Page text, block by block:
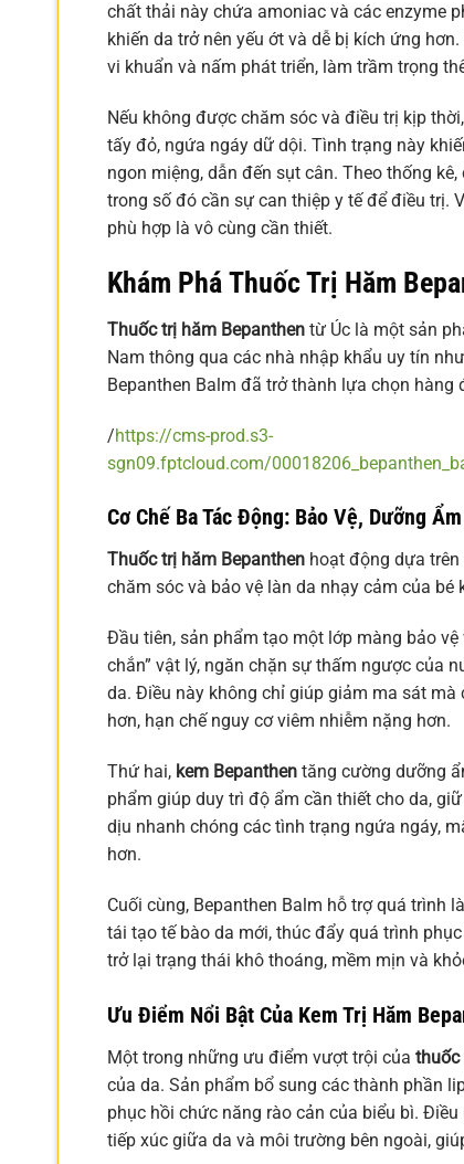
chất thải này chứa amoniac và các enzyme
khiến da trở nên yếu ớt và dễ bị kích ứng
vi khuẩn và nấm phát triển, làm trầm trọng
Nếu không được chăm sóc và điều trị kịp
tấy đỏ, ngứa ngáy dữ dội. Tình trạng này
ngon miệng, dẫn đến sụt cân. Theo thống
trong số đó cần sự can thiệp y tế để điều trị.
phù hợp là vô cùng cần thiết.
Khám Phá Thuốc Trị Hăm
Thuốc trị hăm Bepanthen từ Úc là một sản
Nam thông qua các nhà nhập khẩu uy tín
Bepanthen Balm đã trở thành lựa chọn
/https://cms-prod.s3-
sgn09.fptcloud.com/
Cơ Chế Ba Tác Động: Bảo Vệ, Dưỡng
Thuốc trị hăm Bepanthen hoạt động dựa
chăm sóc và bảo vệ làn da nhạy cảm của bé
Đầu tiên, sản phẩm tạo một lớp màng bảo
chắn” vật lý, ngăn chặn sự thấm ngược của
da. Điều này không chỉ giúp giảm ma sát
hơn, hạn chế nguy cơ viêm nhiễm nặng hơn.
Thứ hai, kem Bepanthen tăng cường dưỡng
phẩm giúp duy trì độ ẩm cần thiết cho da,
dịu nhanh chóng các tình trạng ngứa ngáy,
hơn.
Cuối cùng, Bepanthen Balm hỗ trợ quá trình
tái tạo tế bào da mới, thúc đẩy quá trình
trở lại trạng thái khô thoáng, mềm mịn và
Ưu Điểm Nổi Bật Của Kem Trị Hăm
Một trong những ưu điểm vượt trội của thuốc
của da. Sản phẩm bổ sung các thành phần
phục hồi chức năng rào cản của biểu bì.
tiếp xúc giữa da và môi trường bên ngoài,